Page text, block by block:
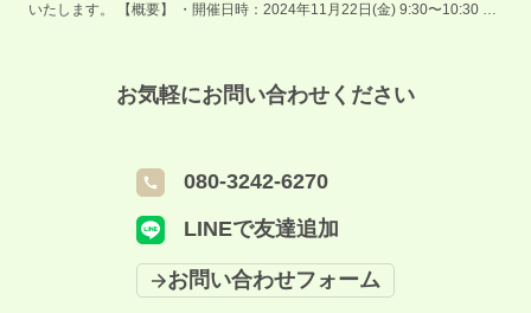
いたします。 【概要】 ・開催日時：2024年11月22日(金) 9:30〜10:30 ・
ください） ※申し込み期限：11/21(木) 12:00 【備考】 ・コーヒー
（HOT）とお菓子をご用意させていただきます ※締切後のキャンセルは、
＝＝＝＝＝＝ イベントに関してのお問い合わせはこちら ☎️拠点携帯：
お気軽にお問い合わせください
080-3242-6270
LINEで友達追加
お問い合わせフォーム